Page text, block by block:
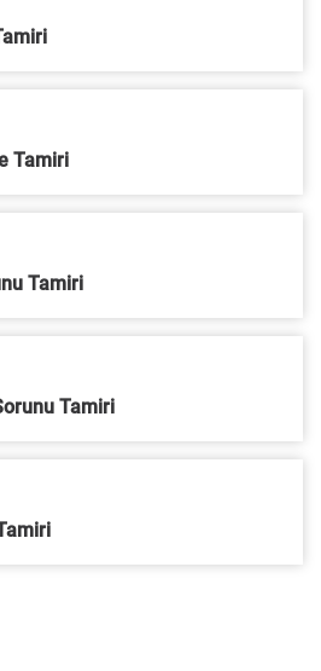
Tamiri
Tamiri
Tamiri